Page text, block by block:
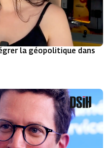
la géopolitique dans